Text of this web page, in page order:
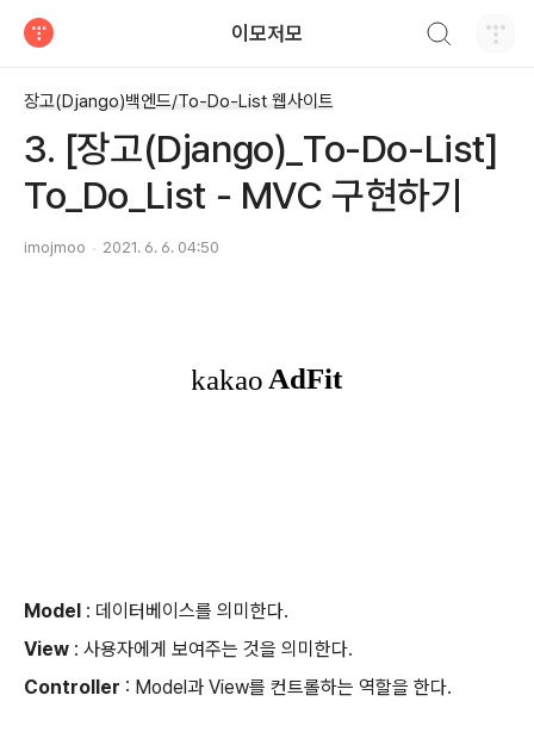
이모저모
장고(Django)백엔드/To-Do-List 웹사이트
3. [장고(Django)_To-Do-List]
To_Do_List - MVC 구현하기
imojmoo 2021. 6. 6. 04:50
Model : 데이터베이스를 의미한다.
View : 사용자에게 보여주는 것을 의미한다.
Controller : Model과 View를 컨트롤하는 역할을 한다.